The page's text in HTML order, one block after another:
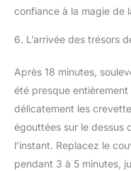
confiance à la magie de
6. L’arrivée des trésors
Après 18 minutes,
été presque
délicatement les
égouttées sur le dessus
l’instant. Replacez le
pendant 3 à 5 minutes,